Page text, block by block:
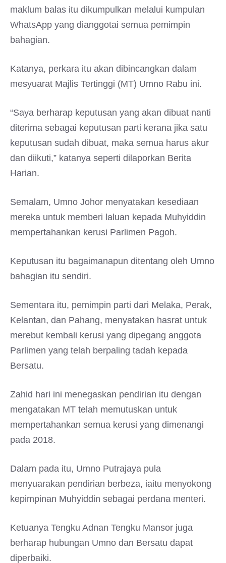
maklum balas itu dikumpulkan melalui kumpulan
WhatsApp yang dianggotai semua pemimpin
bahagian.
Katanya, perkara itu akan dibincangkan dalam
mesyuarat Majlis Tertinggi (MT) Umno Rabu ini.
“Saya berharap keputusan yang akan dibuat nanti
diterima sebagai keputusan parti kerana jika satu
keputusan sudah dibuat, maka semua harus akur
dan diikuti,” katanya seperti dilaporkan Berita
Harian.
Semalam, Umno Johor menyatakan kesediaan
mereka untuk memberi laluan kepada Muhyiddin
mempertahankan kerusi Parlimen Pagoh.
Keputusan itu bagaimanapun ditentang oleh Umno
bahagian itu sendiri.
Sementara itu, pemimpin parti dari Melaka, Perak,
Kelantan, dan Pahang, menyatakan hasrat untuk
merebut kembali kerusi yang dipegang anggota
Parlimen yang telah berpaling tadah kepada
Bersatu.
Zahid hari ini menegaskan pendirian itu dengan
mengatakan MT telah memutuskan untuk
mempertahankan semua kerusi yang dimenangi
pada 2018.
Dalam pada itu, Umno Putrajaya pula
menyuarakan pendirian berbeza, iaitu menyokong
kepimpinan Muhyiddin sebagai perdana menteri.
Ketuanya Tengku Adnan Tengku Mansor juga
berharap hubungan Umno dan Bersatu dapat
diperbaiki.